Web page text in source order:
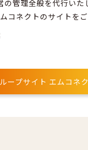
の管理全般を代行いた
コネクトのサイトをご
ープサイト エムコネ